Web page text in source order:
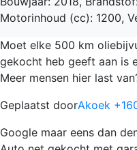
Motorinhoud (cc): 1200,
Moet elke 500 km
gekocht heb geeft aan is
Meer mensen hier last
Geplaatst doorAkoek
Google maar eens dan